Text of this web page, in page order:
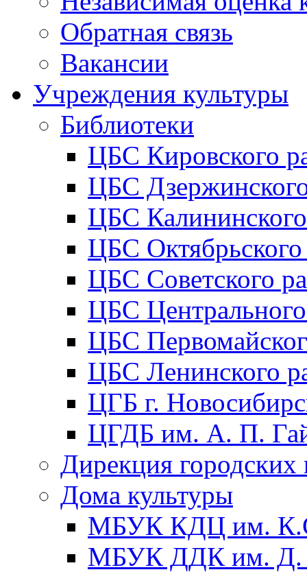
Обратная связь
Вакансии
Учреждения культуры
Библиотеки
ЦБС Кировского
ЦБС
ЦБС
ЦБС
ЦБС Советского
ЦБС
ЦБС
ЦБС Ленинского
ЦГБ г.
ЦГДБ им. А. П.
Дирекция городских
Дома культуры
МБУК КДЦ им.
МБУК ДДК им. Д.